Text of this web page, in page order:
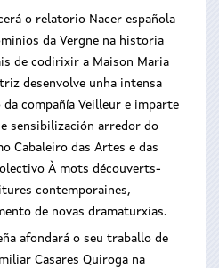
o relatorio Nacer española
da Vergne na historia
de codirixir a Maison Maria
desenvolve unha intensa
compañía Veilleur e imparte
sensibilización arredor do
Cabaleiro das Artes e das
À mots découverts-
contemporaines,
de novas dramaturxias.
afondará o seu traballo de
Casares Quiroga na